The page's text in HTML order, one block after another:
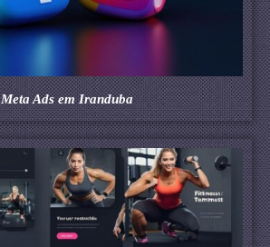
Meta Ads em Iranduba